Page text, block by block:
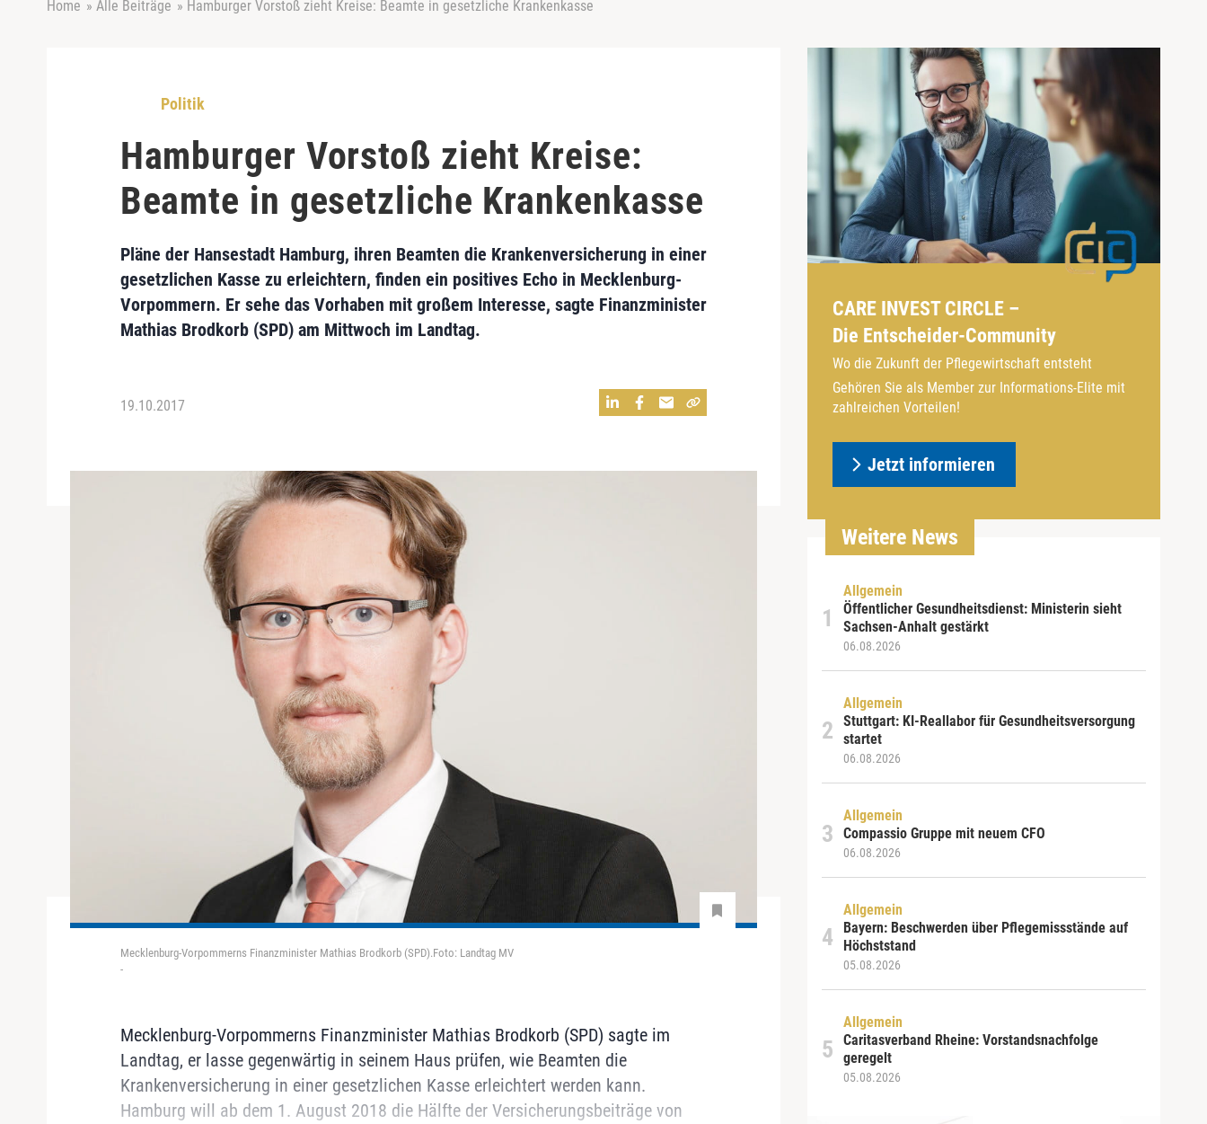
Home » Alle Beiträge » Hamburger Vorstoß zieht Kreise: Beamte in gesetzliche Krankenkasse
Politik
Hamburger Vorstoß zieht Kreise:
Beamte in gesetzliche Krankenkasse
Pläne der Hansestadt Hamburg, ihren Beamten die Krankenversicherung in einer
gesetzlichen Kasse zu erleichtern, finden ein positives Echo in Mecklenburg-
Vorpommern. Er sehe das Vorhaben mit großem Interesse, sagte Finanzminister
Mathias Brodkorb (SPD)am Mittwoch im Landtag.
19.10.2017
Mecklenburg-Vorpommerns Finanzminister Mathias Brodkorb (SPD).Foto: Landtag MV
-
Mecklenburg-Vorpommerns Finanzminister Mathias Brodkorb (SPD) sagte im
Landtag, er lasse gegenwärtig in seinem Haus prüfen, wie Beamten die
Krankenversicherung in einer gesetzlichen Kasse erleichtert werden kann.
Hamburg will ab dem 1. August 2018 die Hälfte der Versicherungsbeiträge von
CARE INVEST CIRCLE –
Die Entscheider-Community
Wo die Zukunft der Pflegewirtschaft entsteht
Gehören Sie als Member zur Informations-Elite mit
zahlreichen Vorteilen!
Jetzt informieren
Weitere News
Allgemein
Öffentlicher Gesundheitsdienst: Ministerin sieht
Sachsen-Anhalt gestärkt
06.08.2026
Allgemein
Stuttgart: KI-Reallabor für Gesundheitsversorgung
startet
06.08.2026
Allgemein
Compassio Gruppe mit neuem CFO
06.08.2026
Allgemein
Bayern: Beschwerden über Pflegemissstände auf
Höchststand
05.08.2026
Allgemein
Caritasverband Rheine: Vorstandsnachfolge
geregelt
05.08.2026